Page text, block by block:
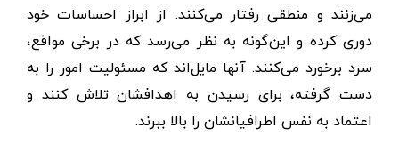
می‌زنند و منطقی رفتار می‌کنند. از ابراز احساسات خود
دوری کرده و این‌گونه به نظر می‌رسد که در برخی مواقع،
سرد برخورد می‌کنند. آنها مایل‌اند که مسئولیت امور را به
دست گرفته، برای رسیدن به اهدافشان تلاش کنند و
اعتماد به نفس اطرافیانشان را بالا ببرند.